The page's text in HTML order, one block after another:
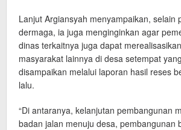
Lanjut Argiansyah menyampaikan, selain
dermaga, ia juga menginginkan agar
dinas terkaitnya juga dapat
masyarakat lainnya di desa setempat
disampaikan melalui laporan hasil reses
lalu.
“Di antaranya, kelanjutan pembangunan
badan jalan menuju desa, pembangunan